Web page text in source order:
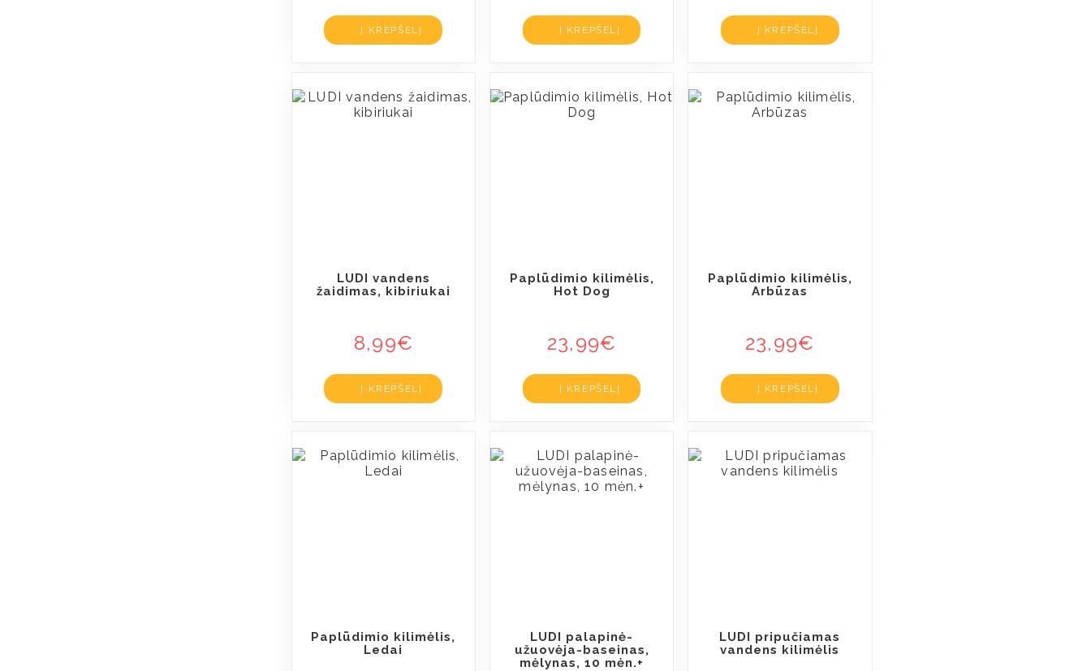
Į KREPŠELĮ Į KREPŠELĮ Į KREPŠELĮ
LUDI vandens
žaidimas, kibiriukai
8,99€
Į KREPŠELĮ
Paplūdimio kilimėlis,
Hot Dog
23,99€
Į KREPŠELĮ
Paplūdimio kilimėlis,
Arbūzas
23,99€
Į KREPŠELĮ
Paplūdimio kilimėlis,
Ledai
LUDI palapinė-
užuovėja-baseinas,
mėlynas, 10 mėn.+
LUDI pripučiamas
vandens kilimėlis